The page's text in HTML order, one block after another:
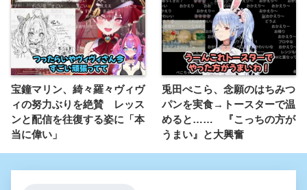
宝鐘マリン、綺々羅々ヴィヴ
ィの努力ぶりを絶賛 レッス
ンと配信を往復する姿に「本
当に偉い」
兎田ぺこら、念願のはちみつ
パンを実食→トースターで温
めると…… 『こっちの方が
うまい』と大興奮